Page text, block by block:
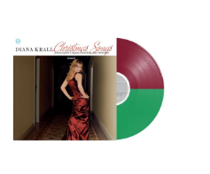
(Red
Green